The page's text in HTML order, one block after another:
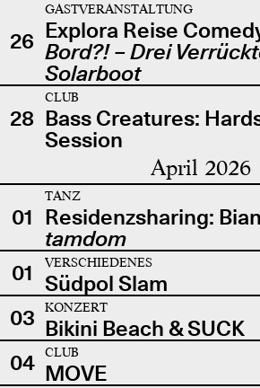
26
GASTVERANSTALTUNG
Explora Reise
Bord?! – Drei
Solarboot
28
CLUB
Bass Creatures:
Session
April 2026
01
TANZ
Residenzsharing:
tamdom
01
VERSCHIEDENES
Südpol Slam
03
KONZERT
Bikini Beach & SUCK
04
CLUB
MOVE